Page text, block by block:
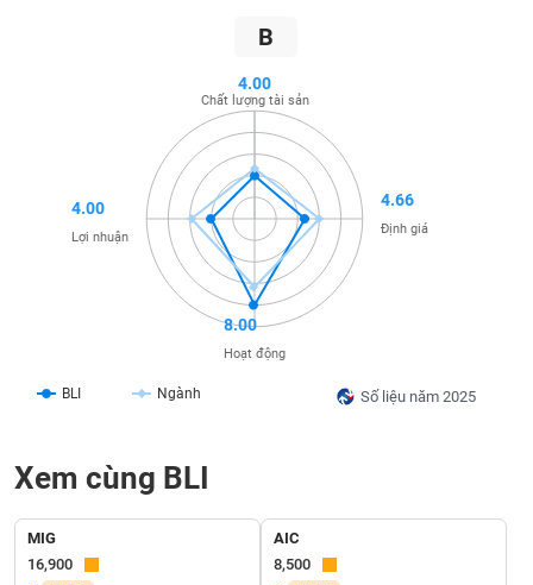
B
Số liệu năm 2025
BLI Ngành
4.00
Chất lượng tài sản
4.66
Định giá
8.00
Hoạt động
4.00
Lợi nhuận
Xem cùng BLI
MIG
16,900
AIC
8,500
CHÍNH
TIN
DỊCH
VỤ
TRUYỀN